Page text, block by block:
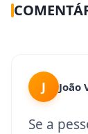
J João
Se a